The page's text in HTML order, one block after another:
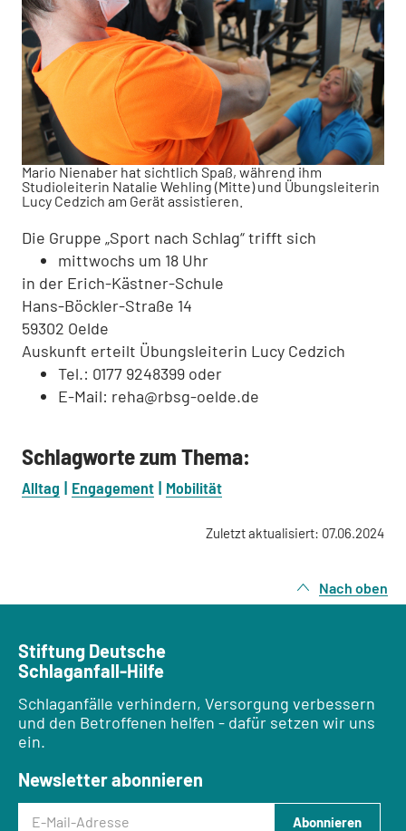
Mario Nienaber hat sichtlich Spaß, während ihm
Studioleiterin Natalie Wehling (Mitte) und Übungsleiterin
Lucy Cedzich am Gerät assistieren.
Die Gruppe „Sport nach Schlag“ trifft sich
mittwochs um 18 Uhr
in der Erich-Kästner-Schule
Hans-Böckler-Straße 14
59302 Oelde
Auskunft erteilt Übungsleiterin Lucy Cedzich
Tel.: 0177 9248399 oder
E-Mail: reha@rbsg-oelde.de
Schlagworte zum Thema:
Alltag Engagement Mobilität
Zuletzt aktualisiert: 07.06.2024
Nach oben
Stiftung Deutsche
Schlaganfall-Hilfe
Schlaganfälle verhindern, Versorgung verbessern
und den Betroffenen helfen - dafür setzen wir uns
ein.
Newsletter abonnieren
E-Mail-Adresse
Abonnieren